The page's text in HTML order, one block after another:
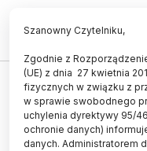
UCZELNIE I
Kudrycka:
minister
Szanowny Czytelniku,
Zgodnie z
(UE) z dnia 27 kwietnia
fizycznych w związku z
w sprawie swobodnego
uchylenia dyrektywy 95/
ochronie danych)
danych. Administratorem